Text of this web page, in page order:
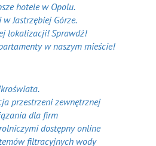
hotele w Opolu.
Jastrzębiej Górze.
lokalizacji! Sprawdź!
w naszym mieście!
przestrzeni zewnętrznej
dla firm
dostępny online
filtracyjnych wody